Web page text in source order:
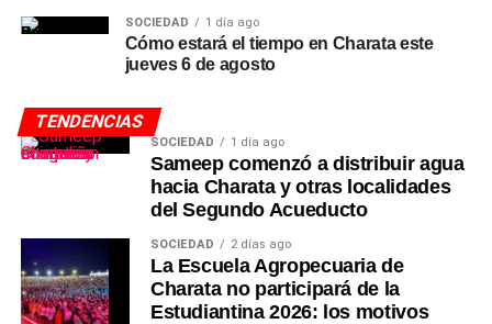
SOCIEDAD 1 día ago
Cómo estará el tiempo en Charata este
jueves 6 de agosto
TENDENCIAS
SOCIEDAD 1 día ago
Sameep comenzó a distribuir agua
hacia Charata y otras localidades
del Segundo Acueducto
SOCIEDAD 2 días ago
La Escuela Agropecuaria de
Charata no participará de la
Estudiantina 2026: los motivos